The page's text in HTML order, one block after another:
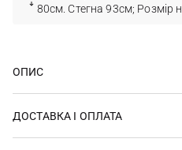
80см. Стегна 93см; Розмір
ОПИС
ДОСТАВКА І ОПЛАТА